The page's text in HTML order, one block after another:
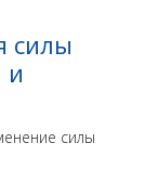
силы
и
силы